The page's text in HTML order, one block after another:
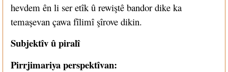
hevdem ên li ser etîk û rewiştê bandor dike ka
temaşevan çawa fîlimî şîrove dikin.
Subjektîv û piralî
Pirrjimariya perspektîvan: